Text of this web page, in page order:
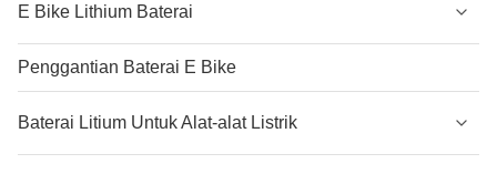
E Bike Lithium Baterai
Penggantian Baterai E Bike
Baterai Litium Untuk Alat-alat Listrik